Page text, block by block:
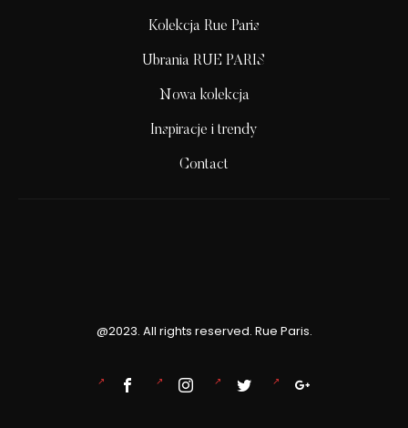
Kolekcja Rue Paris
Ubrania RUE PARIS
Nowa kolekcja
Inspiracje i trendy
Contact
@2023. All rights reserved. Rue Paris.